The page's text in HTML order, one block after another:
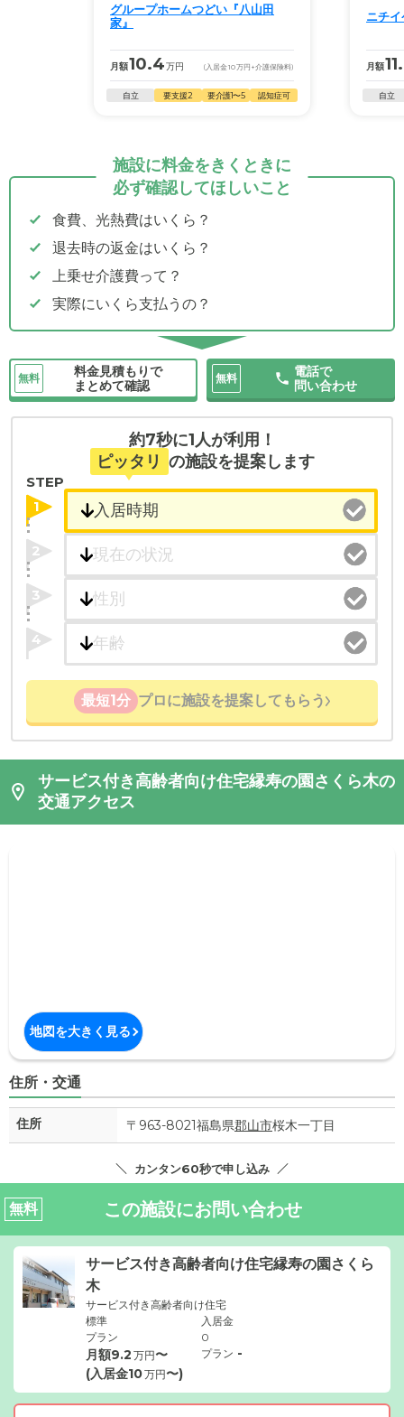
グループホームつどい『八山田
家』
月額10.4万円 (入居金10万円 +介護保険料)
自立 要支援2 要介護1〜5 認知症可
ニチ
月額
自立
施設に料金をきくときに
必ず確認してほしいこと
食費、光熱費はいくら？
退去時の返金はいくら？
上乗せ介護費って？
実際にいくら支払うの？
無料
料金見積もりで
まとめて確認
無料
電話で
問い合わせ
約7秒に1人が利用！
ピッタリ の施設を提案します
STEP
1
2
3
4
最短1分 プロに施設を提案してもらう
サービス付き高齢者向け住宅縁寿の園さくら木の
交通アクセス
地図を大きく見る
住所・交通
住所 〒963-8021福島県郡山市桜木一丁目
カンタン60秒で申し込み
無料 この施設にお問い合わせ
サービス付き高齢者向け住宅縁寿の園さくら
木
サービス付き高齢者向け住宅
標準
プラン
月額9.2 万円〜
(入居金10万円〜)
入居金
0
プラン -